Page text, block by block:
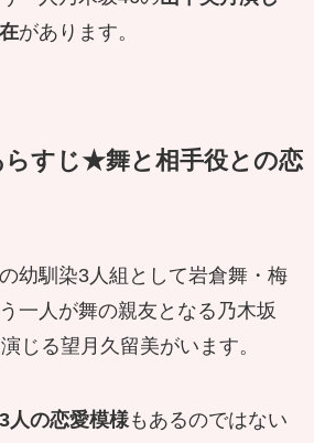
があります。
すじ★舞と相手役との恋
幼馴染3人組として岩倉舞・梅
一人が舞の親友となる乃木坂
じる望月久留美がいます。
人の恋愛模様もあるのではない